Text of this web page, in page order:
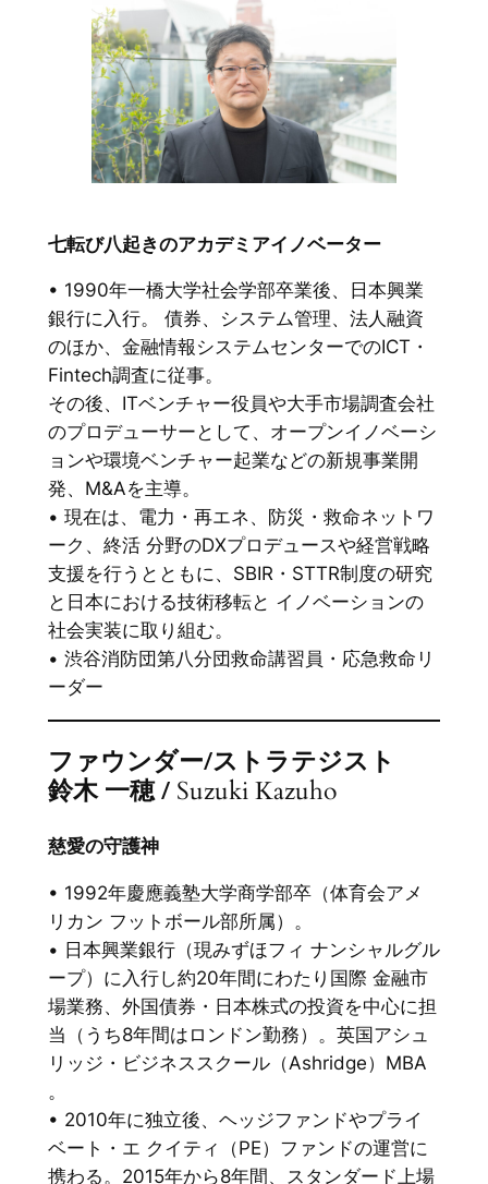
七転び八起きのアカデミアイノベーター
• 1990年一橋大学社会学部卒業後、日本興業
銀行に入行。 債券、システム管理、法人融資
のほか、金融情報システムセンターでのICT・
Fintech調査に従事。
その後、ITベンチャー役員や大手市場調査会社
のプロデューサーとして、オープンイノベーシ
ョンや環境ベンチャー起業などの新規事業開
発、M&Aを主導。
• 現在は、電力・再エネ、防災・救命ネットワ
ーク、終活 分野のDXプロデュースや経営戦略
支援を行うとともに、SBIR・STTR制度の研究
と日本における技術移転と イノベーションの
社会実装に取り組む。
• 渋谷消防団第八分団救命講習員・応急救命リ
ーダー
ファウンダー/ストラテジスト
鈴木 一穂 / Suzuki Kazuho
慈愛の守護神
• 1992年慶應義塾大学商学部卒（体育会アメ
リカン フットボール部所属）。
• 日本興業銀行（現みずほフィ ナンシャルグル
ープ）に入行し約20年間にわたり国際 金融市
場業務、外国債券・日本株式の投資を中心に担
当（うち8年間はロンドン勤務）。英国アシュ
リッジ・ビジネススクール（Ashridge）MBA
。
• 2010年に独立後、ヘッジファンドやプライ
ベート・エ クイティ（PE）ファンドの運営に
携わる。2015年から8年間、スタンダード上場